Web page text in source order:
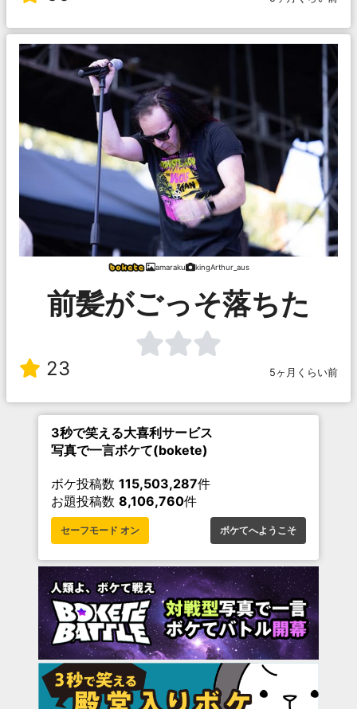
amaraku kingArthur_aus
前髪がごっそ落ちた
23 5ヶ月くらい前
3秒で笑える大喜利サービス
写真で一言ボケて(bokete)
ボケ投稿数 115,503,287件
お題投稿数 8,106,760件
セーフモード オン ボケてへようこそ